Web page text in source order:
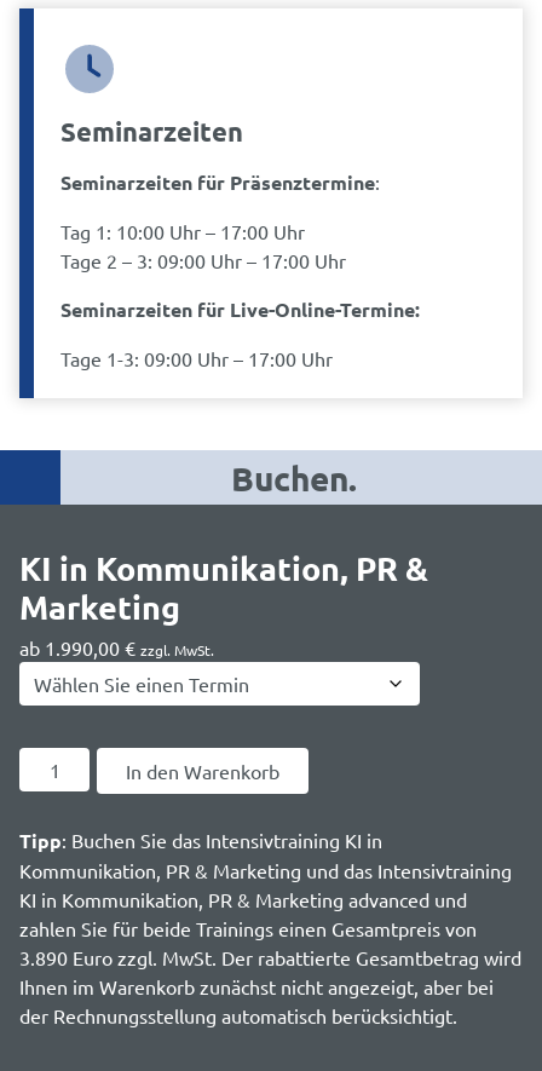
Seminarzeiten
Seminarzeiten für Präsenztermine:
Tag 1: 10:00 Uhr – 17:00 Uhr
Tage 2 – 3: 09:00 Uhr – 17:00 Uhr
Seminarzeiten für Live-Online-Termine:
Tage 1-3: 09:00 Uhr – 17:00 Uhr
Buchen.
KI in Kommunikation, PR &
Marketing
ab 1.990,00 € zzgl. MwSt.
in
PR
&
Marketing
Menge
In den Warenkorb
Tipp: Buchen Sie das Intensivtraining KI in
Kommunikation, PR & Marketing und das Intensivtraining
KI in Kommunikation, PR & Marketing advanced und
zahlen Sie für beide Trainings einen Gesamtpreis von
3.890 Euro zzgl. MwSt. Der rabattierte Gesamtbetrag wird
Ihnen im Warenkorb zunächst nicht angezeigt, aber bei
der Rechnungsstellung automatisch berücksichtigt.